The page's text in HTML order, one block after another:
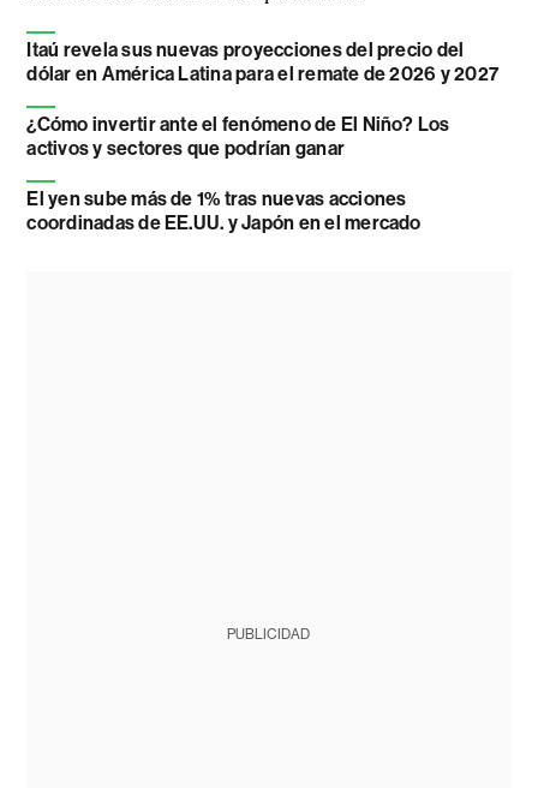
Itaú revela sus nuevas proyecciones del precio del
dólar en América Latina para el remate de 2026 y 2027
¿Cómo invertir ante el fenómeno de El Niño? Los
activos y sectores que podrían ganar
El yen sube más de 1% tras nuevas acciones
coordinadas de EE.UU. y Japón en el mercado
PUBLICIDAD